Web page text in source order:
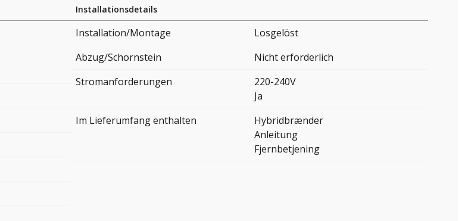
Installationsdetails
Installation/Montage
Losgelöst
Abzug/Schornstein
Nicht erforderlich
Stromanforderungen
220-240V
Ja
Im Lieferumfang enthalten
Hybridbrænder
Anleitung
Fjernbetjening